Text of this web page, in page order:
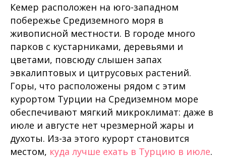
Кемер расположен на юго-западном
побережье Средиземного моря в
живописной местности. В городе много
парков с кустарниками, деревьями и
цветами, повсюду слышен запах
эвкалиптовых и цитрусовых растений.
Горы, что расположены рядом с этим
курортом Турции на Средиземном море
обеспечивают мягкий микроклимат: даже в
июле и августе нет чрезмерной жары и
духоты. Из-за этого курорт становится
местом, куда лучше ехать в Турцию в июле.